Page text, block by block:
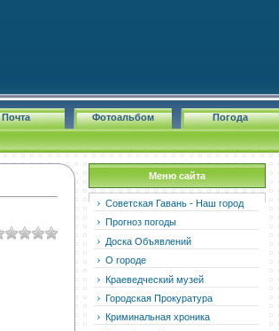
Погода
Фотоальбом
Почта
Меню сайта
Советская Гавань - Наш город
Прогноз погоды
Доска Объявлений
О городе
Краеведческий музей
Городская Прокуратура
Криминальная хроника